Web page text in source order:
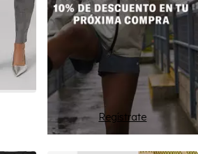
Regístrate